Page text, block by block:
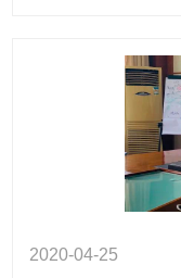
2020-04-25